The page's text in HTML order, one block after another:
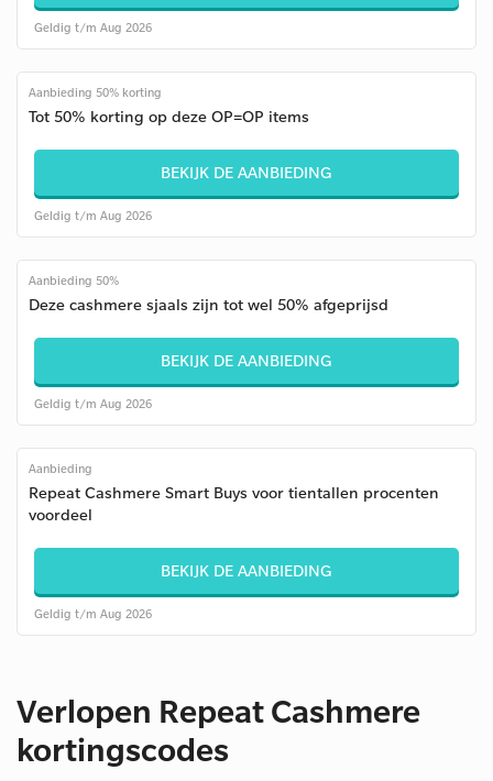
Geldig t/m Aug 2026
Aanbieding 50% korting
Tot 50% korting op deze OP=OP items
BEKIJK DE AANBIEDING
Geldig t/m Aug 2026
Aanbieding 50%
Deze cashmere sjaals zijn tot wel 50% afgeprijsd
BEKIJK DE AANBIEDING
Geldig t/m Aug 2026
Aanbieding
Repeat Cashmere Smart Buys voor tientallen procenten
voordeel
BEKIJK DE AANBIEDING
Geldig t/m Aug 2026
Verlopen Repeat Cashmere
kortingscodes